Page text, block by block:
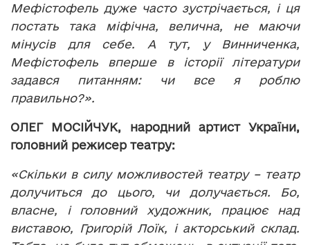
Мефістофель дуже часто зустрічається, і ця
постать така міфічна, велична, не маючи
мінусів для себе. А тут, у Винниченка,
Мефістофель вперше в історії літератури
задався питанням: чи все я роблю
правильно?».
ОЛЕГ МОСІЙЧУК, народний артист України,
головний режисер театру:
«Скільки в силу можливостей театру – театр
долучиться до цього, чи долучається. Бо,
власне, і головний художник, працює над
виставою, Григорій Лоїк, і акторський склад.